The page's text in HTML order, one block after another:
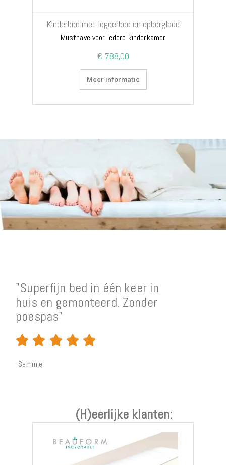
Kinderbed met logeerbed en opberglade
Musthave voor iedere kinderkamer
€ 788,00
Meer informatie
"Superfijn bed in één keer in
huis en gemonteerd. Zonder
poespas"
-Sammie
(H)eerlijke klanten: